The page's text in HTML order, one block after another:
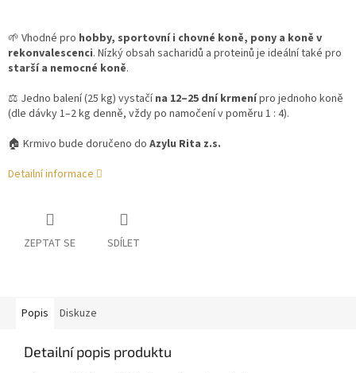
🌱 Vhodné pro hobby, sportovní i chovné koně, pony a koně v
rekonvalescenci. Nízký obsah sacharidů a proteinů je ideální také pro
starší a nemocné koně.
⚖ Jedno balení (25 kg) vystačína 12–25 dní krmenípro jednoho koně
(dle dávky 1–2 kg denně, vždy po namočení v poměru 1 : 4).
🏠 Krmivo bude doručeno do Azylu Rita z.s.
Detailní informace
ZEPTAT SE SDÍLET
Popis Diskuze
Detailní popis produktu